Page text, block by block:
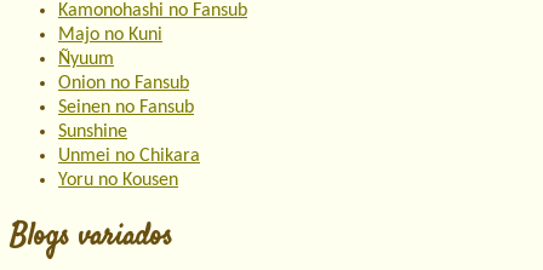
Kamonohashi no Fansub
Majo no Kuni
Ñyuum
Onion no Fansub
Seinen no Fansub
Sunshine
Unmei no Chikara
Yoru no Kousen
Blogs variados